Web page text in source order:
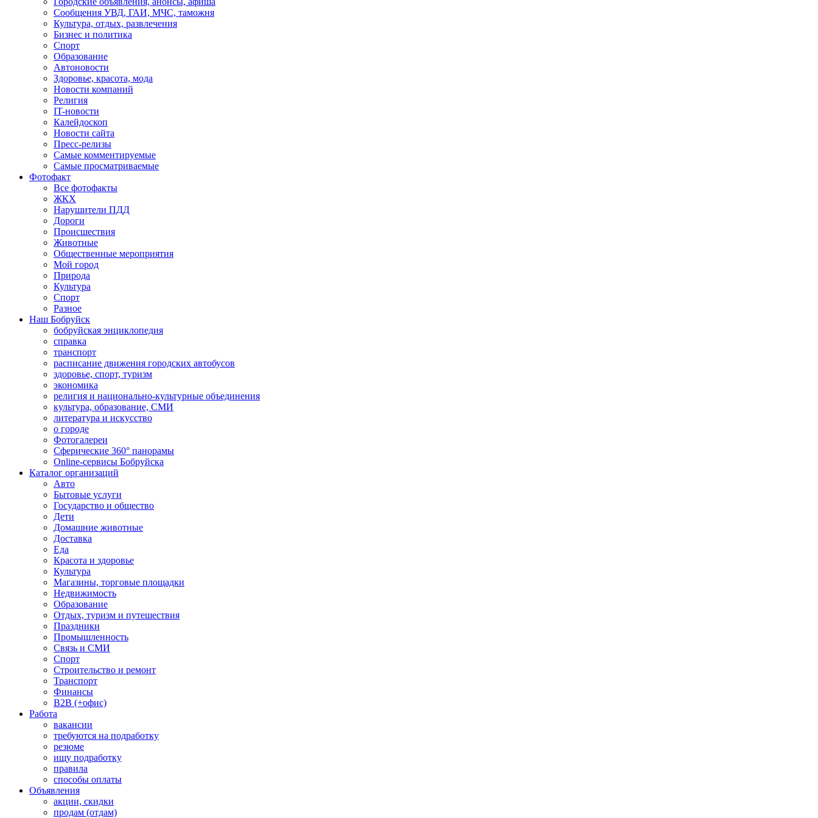
Сообщения УВД, ГАИ, МЧС, таможня
Культура, отдых, развлечения
Бизнес и политика
Спорт
Образование
Автоновости
Здоровье, красота, мода
Новости компаний
Религия
IT-новости
Калейдоскоп
Новости сайта
Пресс-релизы
Самые комментируемые
Самые просматриваемые
Фотофакт
Все фотофакты
ЖКХ
Нарушители ПДД
Дороги
Происшествия
Животные
Общественные мероприятия
Мой город
Природа
Культура
Спорт
Разное
Наш Бобруйск
бобруйская энциклопедия
справка
транспорт
расписание движения городских автобусов
здоровье, спорт, туризм
экономика
религия и национально-культурные объединения
культура, образование, СМИ
литература и искусство
о городе
Фотогалереи
Сферические 360° панорамы
Online-сервисы Бобруйска
Каталог организаций
Авто
Бытовые услуги
Государство и общество
Дети
Домашние животные
Доставка
Еда
Красота и здоровье
Культура
Магазины, торговые площадки
Недвижимость
Образование
Отдых, туризм и путешествия
Праздники
Промышленность
Связь и СМИ
Спорт
Строительство и ремонт
Транспорт
Финансы
B2B (+офис)
Работа
вакансии
требуются на подработку
резюме
ищу подработку
правила
способы оплаты
Объявления
акции, скидки
продам (отдам)